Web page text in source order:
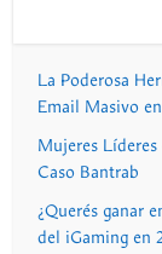
La Poderosa
Email Masivo
Mujeres
Caso Bantrab
¿Querés ganar
del iGaming en